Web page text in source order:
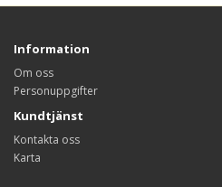
Information
Om oss
Personuppgifter
Kundtjänst
Kontakta oss
Karta